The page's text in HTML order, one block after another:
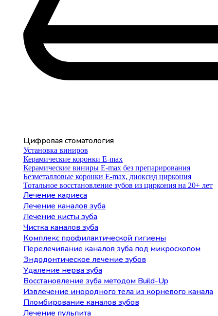
Цифровая стоматология
Установка виниров
Керамические коронки E-max
Керамические виниры E-max без препарирования
Безметалловые коронки Е-max, диоксид циркония
Тотальное восстановление зубов из циркония на 20+ лет
Лечение кариеса
Лечение каналов зуба
Лечение кисты зуба
Чистка каналов зуба
Комплекс профилактической гигиены
Перелечивание каналов зуба под микроскопом
Эндодонтическое лечение зубов
Удаление нерва зуба
Восстановление зуба методом Build-Up
Извлечение инородного тела из корневого канала
Пломбирование каналов зубов
Лечение пульпита